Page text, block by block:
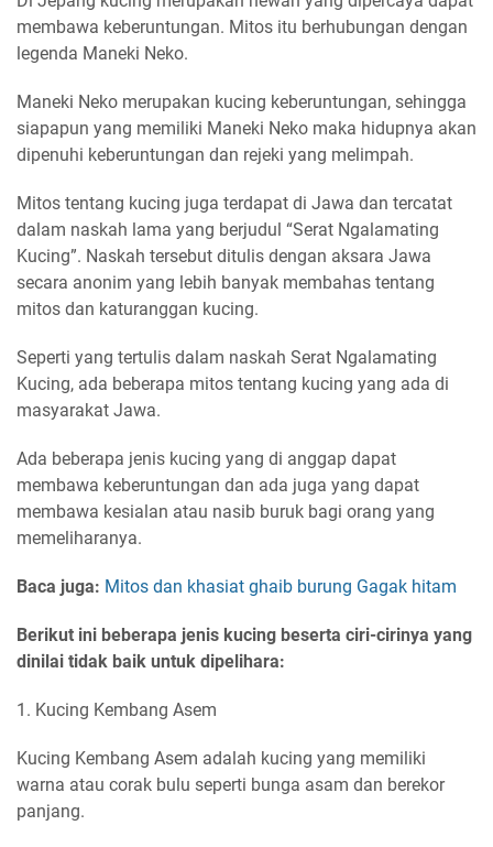
membawa keberuntungan. Mitos itu berhubungan dengan
legenda Maneki Neko.
Maneki Neko merupakan kucing keberuntungan, sehingga
siapapun yang memiliki Maneki Neko maka hidupnya akan
dipenuhi keberuntungan dan rejeki yang melimpah.
Mitos tentang kucing juga terdapat di Jawa dan tercatat
dalam naskah lama yang berjudul “Serat Ngalamating
Kucing”. Naskah tersebut ditulis dengan aksara Jawa
secara anonim yang lebih banyak membahas tentang
mitos dan katuranggan kucing.
Seperti yang tertulis dalam naskah Serat Ngalamating
Kucing, ada beberapa mitos tentang kucing yang ada di
masyarakat Jawa.
Ada beberapa jenis kucing yang di anggap dapat
membawa keberuntungan dan ada juga yang dapat
membawa kesialan atau nasib buruk bagi orang yang
memeliharanya.
Baca juga: Mitos dan khasiat ghaib burung Gagak hitam
Berikut ini beberapa jenis kucing beserta ciri-cirinya yang
dinilai tidak baik untuk dipelihara:
1. Kucing Kembang Asem
Kucing Kembang Asem adalah kucing yang memiliki
warna atau corak bulu seperti bunga asam dan berekor
panjang.